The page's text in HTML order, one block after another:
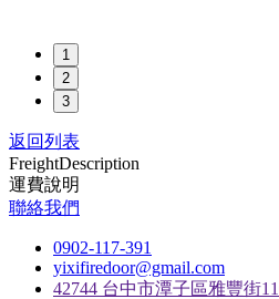
1
2
3
返回列表
FreightDescription
運費說明
聯絡我們
0902-117-391
yixifiredoor@gmail.com
42744 台中市潭子區雅豐街